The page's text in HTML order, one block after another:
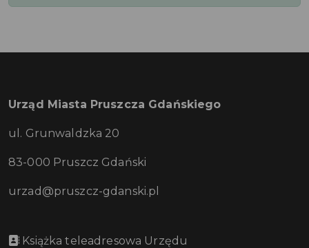
Urząd Miasta Pruszcza Gdańskiego
ul. Grunwaldzka 20
83-000 Pruszcz Gdański
urzad@pruszcz-gdanski.pl
Książka teleadresowa Urzędu